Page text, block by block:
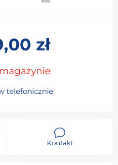
zł
telefonicznie
Kontakt